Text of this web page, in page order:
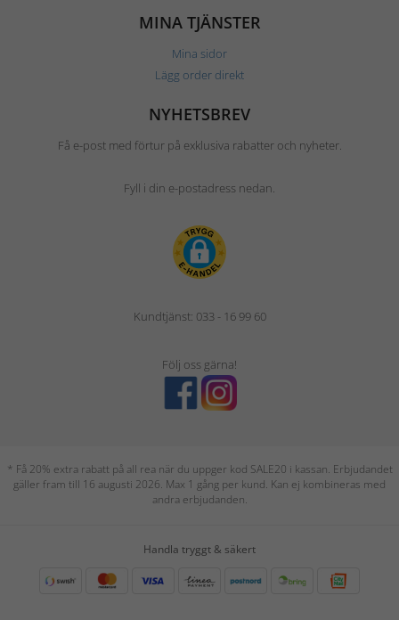
MINA TJÄNSTER
Mina sidor
Lägg order direkt
NYHETSBREV
Få e-post med förtur på exklusiva rabatter och nyheter.
Fyll i din e-postadress nedan.
Kundtjänst: 033 - 16 99 60
Följ oss gärna!
* Få 20% extra rabatt på all rea när du uppger kod SALE20 i kassan. Erbjudandet
gäller fram till 16 augusti 2026. Max 1 gång per kund. Kan ej kombineras med
andra erbjudanden.
Handla tryggt & säkert